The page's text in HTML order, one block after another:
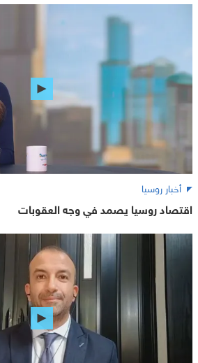
أخبار روسيا
اقتصاد روسيا يصمد في وجه العقوبات